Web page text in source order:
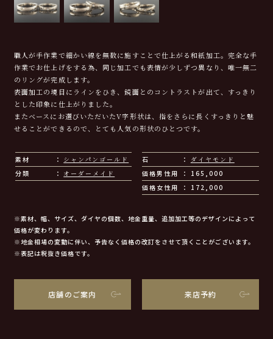
職人が手作業で細かい線を無数に施すことで仕上がる和紙加工。完全な手
作業でお仕上げをする為、同じ加工でも表情が少しずつ異なり、唯一無二
のリングが完成します。
表面加工の境目にラインをひき、鏡面とのコントラストが出て、すっきり
とした印象に仕上がりました。
またベースにお選びいただいたV字形状は、指をさらに長くすっきりと魅
せることができるので、とても人気の形状のひとつです。
素材 シャンパンゴールド 石
ダイヤモンド
分類
オーダーメイド 価格男性用
165,000
価格女性用
172,000
※素材、幅、サイズ、ダイヤの個数、地金重量、追加加工等のデザインによって
価格が変わります。
※地金相場の変動に伴い、予告なく価格の改訂をさせて頂くことがございます。
※表記は税抜き価格です。
店舗のご案内 来店予約